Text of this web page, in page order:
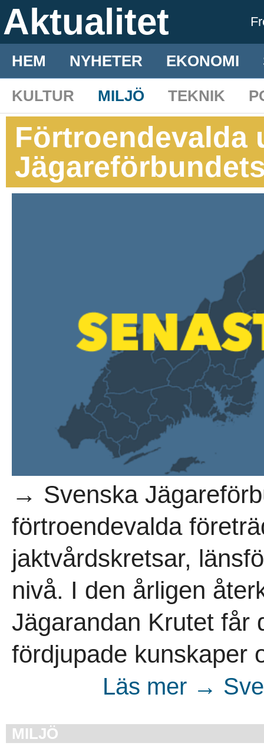
Aktualitet
HEM NYHETER EKONOMI
KULTUR
MILJÖ TEKNIK
Förtroendevalda
→ Svenska
förtroendevalda
jaktvårdskretsar,
nivå. I den årligen
Jägarandan Krutet får
fördjupade kunskaper
Läs mer →
MILJÖ